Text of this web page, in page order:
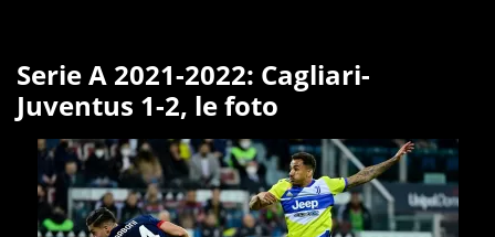
Serie A 2021-2022: Cagliari-
Juventus 1-2, le foto